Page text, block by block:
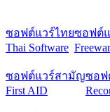
ซอฟต์แวร์ไทย
Thai Software
ซอฟต์
ซอฟต์แวร์สามัญ
First AID
ซอฟ